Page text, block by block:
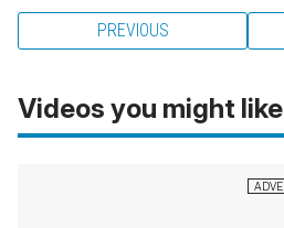
PREVIOUS
Videos you might like